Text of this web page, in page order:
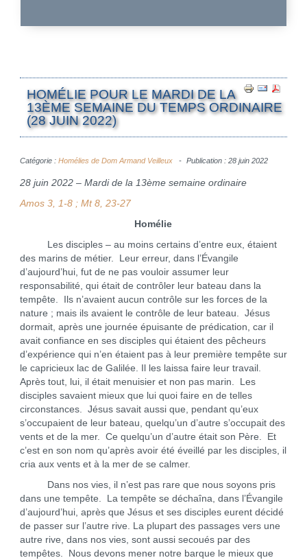
HOMÉLIE POUR LE MARDI DE LA
13ÈME SEMAINE DU TEMPS ORDINAIRE
(28 JUIN 2022)
Catégorie : Homélies de Dom Armand Veilleux Publication : 28 juin 2022
28 juin 2022 – Mardi de la 13ème semaine ordinaire
Amos 3, 1-8 ; Mt 8, 23-27
Homélie
Les disciples – au moins certains d’entre eux, étaient
des marins de métier. Leur erreur, dans l’Évangile
d’aujourd’hui, fut de ne pas vouloir assumer leur
responsabilité, qui était de contrôler leur bateau dans la
tempête. Ils n’avaient aucun contrôle sur les forces de la
nature ; mais ils avaient le contrôle de leur bateau. Jésus
dormait, après une journée épuisante de prédication, car il
avait confiance en ses disciples qui étaient des pêcheurs
d’expérience qui n’en étaient pas à leur première tempête sur
le capricieux lac de Galilée. Il les laissa faire leur travail.
Après tout, lui, il était menuisier et non pas marin. Les
disciples savaient mieux que lui quoi faire en de telles
circonstances. Jésus savait aussi que, pendant qu’eux
s’occupaient de leur bateau, quelqu’un d’autre s’occupait des
vents et de la mer. Ce quelqu’un d’autre était son Père. Et
c’est en son nom qu’après avoir été éveillé par les disciples, il
cria aux vents et à la mer de se calmer.
Dans nos vies, il n’est pas rare que nous soyons pris
dans une tempête. La tempête se déchaîna, dans l’Évangile
d’aujourd’hui, après que Jésus et ses disciples eurent décidé
de passer sur l’autre rive. La plupart des passages vers une
autre rive, dans nos vies, sont aussi secoués par des
tempêtes. Nous devons mener notre barque le mieux que